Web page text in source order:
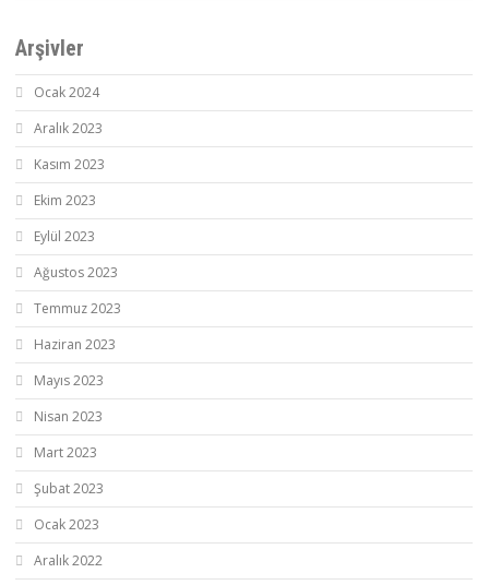
Arşivler
Ocak 2024
Aralık 2023
Kasım 2023
Ekim 2023
Eylül 2023
Ağustos 2023
Temmuz 2023
Haziran 2023
Mayıs 2023
Nisan 2023
Mart 2023
Şubat 2023
Ocak 2023
Aralık 2022